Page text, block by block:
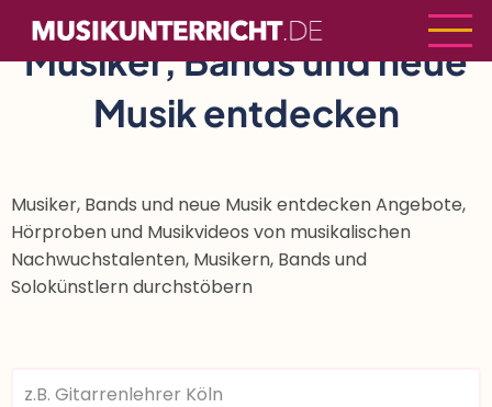
zum
InhaltMusiker, Bands und neue
Musik entdecken
Musiker, Bands und neue Musik entdecken Angebote,
Hörproben und Musikvideos von musikalischen
Nachwuchstalenten, Musikern, Bands und
Solokünstlern durchstöbern